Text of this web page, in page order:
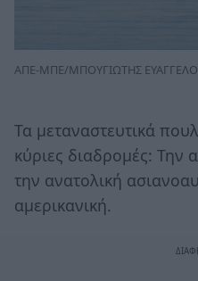
ΑΠΕ-ΜΠΕ/ΜΠΟΥΓΙΩΤΗΣ
Τα μεταναστευτικά
κύριες διαδρομές: Την
την ανατολική
αμερικανική.